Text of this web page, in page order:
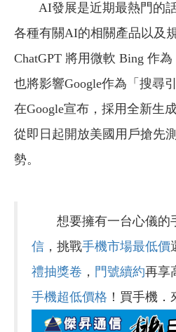
AI發展是近期最熱門的
各種有關AI的相關產品以及
ChatGPT 將用微軟 Bing 作
也將影響Google作為「搜尋
在Google宣布，採用全新生
從即日起開放美國用戶搶先
勢。
想要擁有一台心儀的
信 ，挑戰手機市場最低價
禮抽獎卷 ， 門號續約再享
手機超低價格 ！買手機．